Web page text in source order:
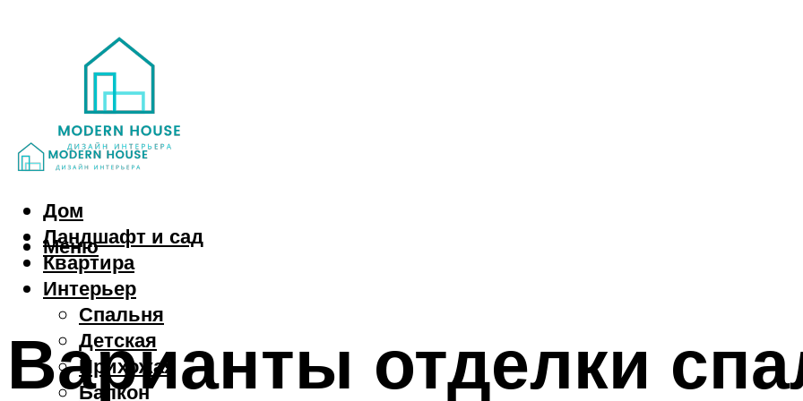
Дом
Ландшафт и сад
Квартира
Интерьер
Спальня
Детская
Прихожая
Балкон
Меню
Варианты отделки